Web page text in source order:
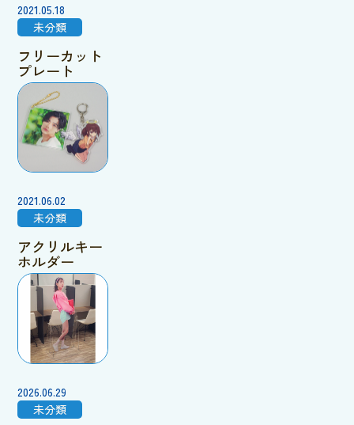
2021.05.18
未分類
フリーカット
プレート
2021.06.02
未分類
アクリルキー
ホルダー
2026.06.29
未分類